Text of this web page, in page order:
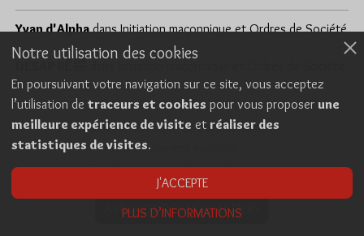
Yvan d'AlphadansInitiation maçonnique et Ordres de Société
Cookies
Politique de confidentialité
Consentement explicite
Conditions générales d’utilisation
À PROPOS DES NEWSLETTERS
Notre utilisation des cookies
En poursuivant votre navigation sur ce site, vous acceptez
l’utilisation de traceurs et cookies pour vous proposer une
meilleure expérience de visite et réaliser des
statistiques de visites.
J'ACCEPTE
PLUS D’INFORMATIONS